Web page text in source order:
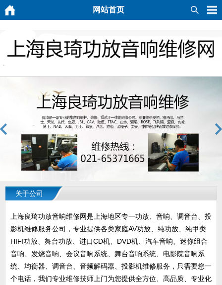
网站首页
关于公司
上海良琦功放音响维修网是上海地区专一功放、音响、调音台、投
影机维修服务公司，专业提供各类家庭AV功放、纯功放、纯甲类
HIFI功放、舞台功放、进口CD机、DVD机、汽车音响、迷你组合
音响、发烧音响、会议音响系统、舞台音响系统、电影院音响系
统、均衡器、调音台、音频解码器、投影机维修服务，只需要您一
个电话，我们专业维修技师上门为您提供全方位、高品质、专业化